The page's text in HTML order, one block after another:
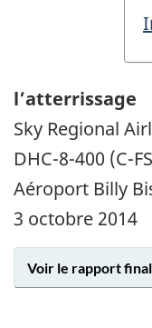
l’atterrissage
Sky Regional
DHC-8-400 (C-
Aéroport Billy
3 octobre 2014
Voir le rapport final